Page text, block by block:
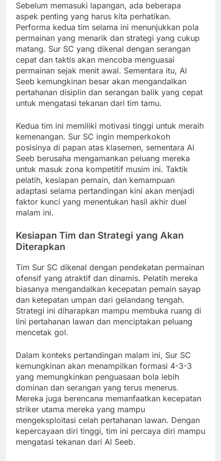
Sebelum memasuki lapangan, ada beberapa
aspek penting yang harus kita perhatikan.
Performa kedua tim selama ini menunjukkan pola
permainan yang menarik dan strategi yang cukup
matang. Sur SC yang dikenal dengan serangan
cepat dan taktis akan mencoba menguasai
permainan sejak menit awal. Sementara itu, Al
Seeb kemungkinan besar akan mengandalkan
pertahanan disiplin dan serangan balik yang cepat
untuk mengatasi tekanan dari tim tamu.
Kedua tim ini memiliki motivasi tinggi untuk meraih
kemenangan. Sur SC ingin memperkokoh
posisinya di papan atas klasemen, sementara Al
Seeb berusaha mengamankan peluang mereka
untuk masuk zona kompetitif musim ini. Taktik
pelatih, kesiapan pemain, dan kemampuan
adaptasi selama pertandingan kini akan menjadi
faktor kunci yang menentukan hasil akhir duel
malam ini.
Kesiapan Tim dan Strategi yang Akan
Diterapkan
Tim Sur SC dikenal dengan pendekatan permainan
ofensif yang atraktif dan dinamis. Pelatih mereka
biasanya mengandalkan kecepatan pemain sayap
dan ketepatan umpan dari gelandang tengah.
Strategi ini diharapkan mampu membuka ruang di
lini pertahanan lawan dan menciptakan peluang
mencetak gol.
Dalam konteks pertandingan malam ini, Sur SC
kemungkinan akan menampilkan formasi 4-3-3
yang memungkinkan penguasaan bola lebih
dominan dan serangan yang terus menerus.
Mereka juga berencana memanfaatkan kecepatan
striker utama mereka yang mampu
mengeksploitasi celah pertahanan lawan. Dengan
kepercayaan diri tinggi, tim ini percaya diri mampu
mengatasi tekanan dari Al Seeb.